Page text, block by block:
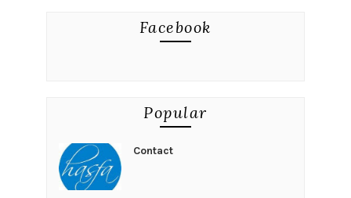
Facebook
Popular
Contact